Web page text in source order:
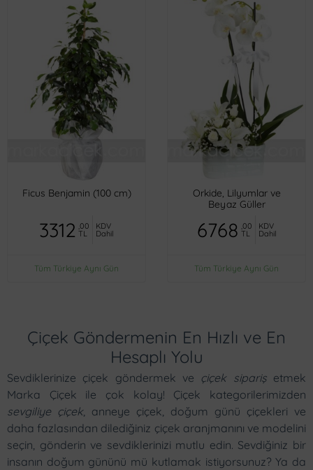
Ficus Benjamin (100 cm)
3312 ,00
TL
KDV
Dahil
Tüm Türkiye Aynı Gün
Orkide, Lilyumlar ve
Beyaz Güller
6768 ,00
TL
KDV
Dahil
Tüm Türkiye Aynı Gün
Çiçek Göndermenin En Hızlı ve En
Hesaplı Yolu
Sevdiklerinize çiçek göndermek ve çiçek siparişetmek
Marka Çiçek ile çok kolay! Çiçek kategorilerimizden
sevgiliye çiçek, anneye çiçek, doğum günü çiçekleri ve
daha fazlasından dilediğiniz çiçek aranjmanını ve modelini
seçin, gönderin ve sevdiklerinizi mutlu edin. Sevdiğiniz bir
insanın doğum gününü mü kutlamak istiyorsunuz? Ya da